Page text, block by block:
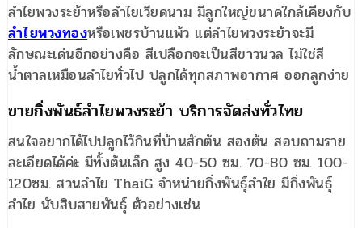
ลำไยพวงระย้าหรือลำไยเวียดนาม มีลูกใหญ่ขนาดใกล้เคียงกับ
ลำไยพวงทองหรือเพชรบ้านแพ้ว แต่ลำไยพวงระย้าจะมี
ลักษณะเด่นอีกอย่างคือ สีเปลือกจะเป็นสีขาวนวล ไม่ใช่สี
น้ำตาลเหมือนลำไยทั่วไป ปลูกได้ทุกสภาพอากาศ ออกลูกง่าย
ขายกิ่งพันธ์ลำไยพวงระย้า บริการจัดส่งทั่วไทย
สนใจอยากได้ไปปลูกไว้กินที่บ้านสักต้น สองต้น สอบถามราย
ละเอียดได้ค่ะ มีทั้งต้นเล็ก สูง 40-50 ซม. 70-80 ซม. 100-
120ซม. สวนลำไย ThaiG จำหน่ายกิ่งพันธุ์ลำใย มีกิ่งพันธุ์
ลำไย นับสิบสายพันธุ์ ตัวอย่างเช่น